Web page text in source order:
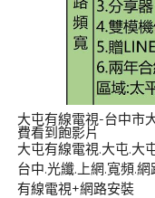
大屯有線電視-台中市
費看到飽影片
大屯有線電視.大屯.大
台中.光纖.上網.寬頻.網
有線電視+網路安裝